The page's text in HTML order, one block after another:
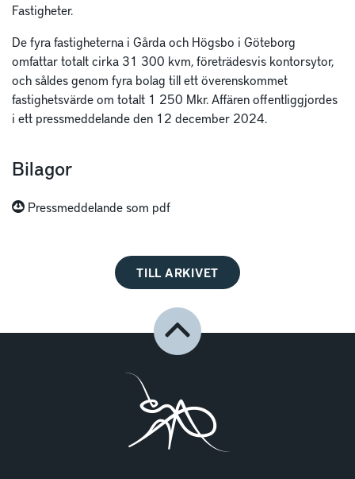
Fastigheter.
De fyra fastigheterna i Gårda och Högsbo i Göteborg
omfattar totalt cirka 31 300 kvm, företrädesvis kontorsytor,
och såldes genom fyra bolag till ett överenskommet
fastighetsvärde om totalt 1 250 Mkr. Affären offentliggjordes
i ett pressmeddelande den 12 december 2024.
Bilagor
Pressmeddelande som pdf
TILL ARKIVET